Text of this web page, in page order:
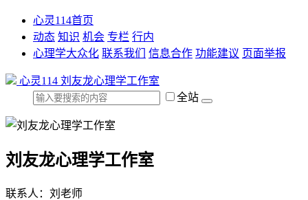
心灵114首页
动态 知识 机会 专栏 行内
心理学大众化 联系我们 信息合作 功能建议 页面举报
心灵114 刘友龙心理学工作室
全站
刘友龙心理学工作室
联系人：刘老师